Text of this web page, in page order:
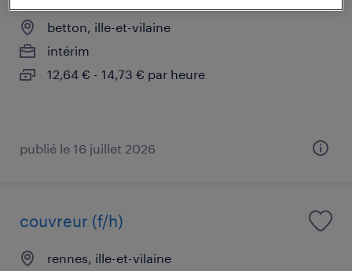
betton, ille-et-vilaine
intérim
12,64 € - 14,73 € par heure
publié le 16 juillet 2026
couvreur (f/h)
rennes, ille-et-vilaine